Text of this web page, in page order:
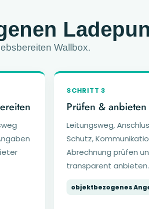
Wallbox.
SCHRITT 3
Prüfen & anbieten
Leitungsweg,
Schutz,
Abrechnung prüfen
transparent anbieten.
objektbezogenes